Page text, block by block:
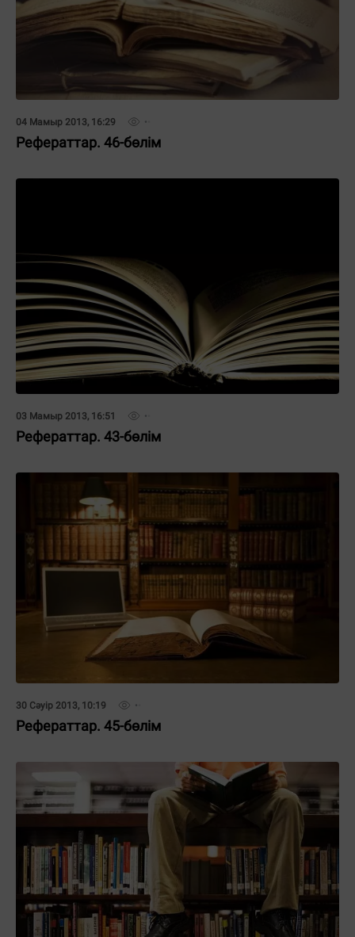
04 Мамыр 2013, 16:29
Рефераттар. 46-бөлім
03 Мамыр 2013, 16:51
Рефераттар. 43-бөлім
30 Сәуір 2013, 10:19
Рефераттар. 45-бөлім